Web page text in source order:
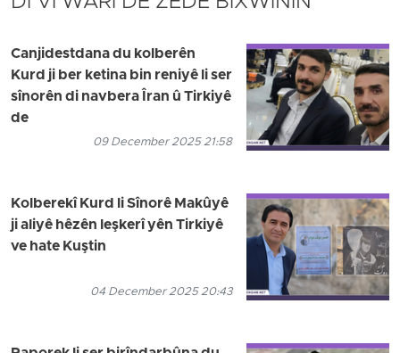
Canjidestdana du kolberên
Kurd ji ber ketina bin reniyê li ser
sînorên di navbera Îran û Tirkiyê
de
09 December 2025 21:58
Kolberekî Kurd li Sînorê Makûyê
ji aliyê hêzên leşkerî yên Tirkiyê
ve hate Kuştin
04 December 2025 20:43